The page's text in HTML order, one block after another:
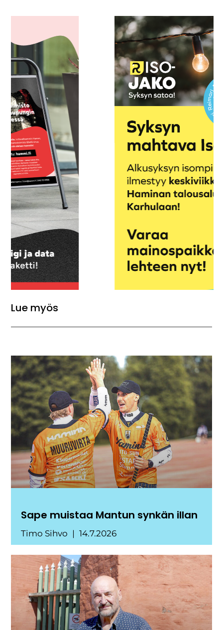
Lue myös
Sape muistaa Mantun synkän illan
Timo Sihvo 14.7.2026